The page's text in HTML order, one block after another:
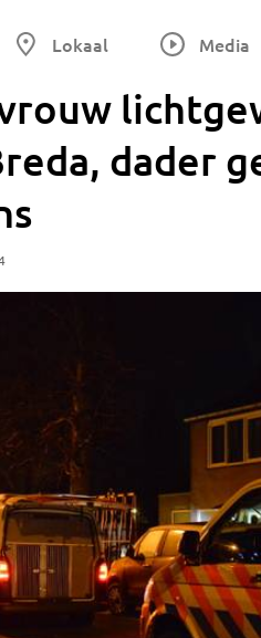
Lokaal Media
dader